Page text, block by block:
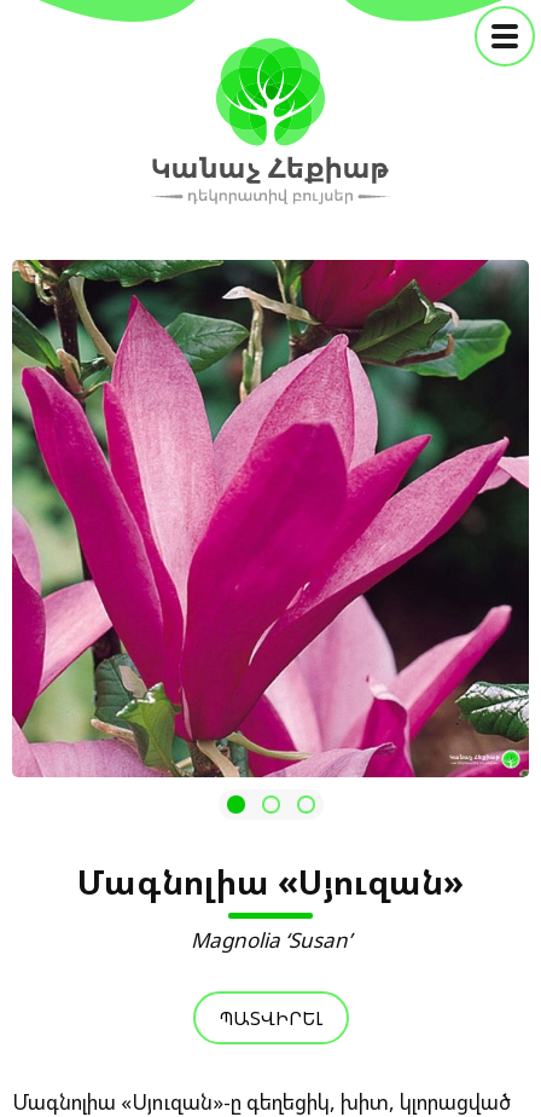
Մագնոլիա «Սյուզան»
Magnolia ‘Susan’
ՊԱՏՎԻՐԵԼ
Մագնոլիա «Սյուզան»-ը գեղեցիկ, խիտ, կլորացված